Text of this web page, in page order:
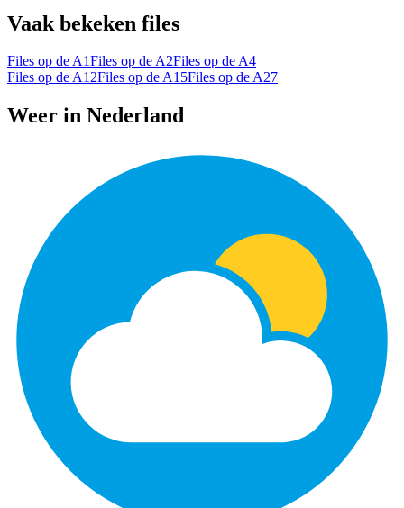
Vaak bekeken files
Files op de A1Files op de A2Files op de A4
Files op de A12Files op de A15Files op de A27
Weer in Nederland